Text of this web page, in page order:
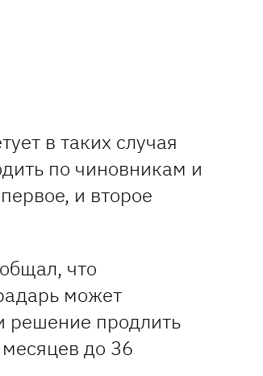
в таких случая
по чиновникам и
и второе
что
может
решение продлить
до 36